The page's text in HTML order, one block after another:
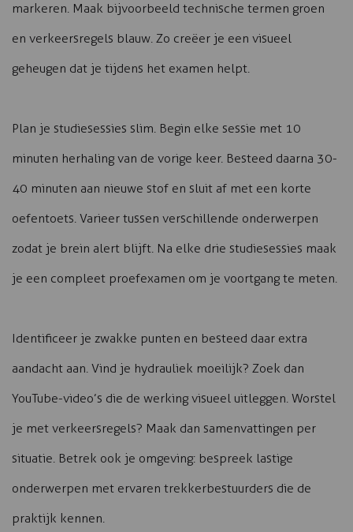
markeren. Maak bijvoorbeeld technische termen groen
en verkeersregels blauw. Zo creëer je een visueel
geheugen dat je tijdens het examen helpt.
Plan je studiesessies slim. Begin elke sessie met 10
minuten herhaling van de vorige keer. Besteed daarna 30-
40 minuten aan nieuwe stof en sluit af met een korte
oefentoets. Varieer tussen verschillende onderwerpen
zodat je brein alert blijft. Na elke drie studiesessies maak
je een compleet proefexamen om je voortgang te meten.
Identificeer je zwakke punten en besteed daar extra
aandacht aan. Vind je hydrauliek moeilijk? Zoek dan
YouTube-video’s die de werking visueel uitleggen. Worstel
je met verkeersregels? Maak dan samenvattingen per
situatie. Betrek ook je omgeving: bespreek lastige
onderwerpen met ervaren trekkerbestuurders die de
praktijk kennen.